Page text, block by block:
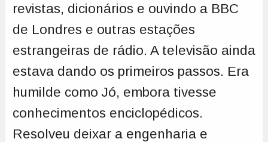
revistas, dicionários e ouvindo a BBC
de Londres e outras estações
estrangeiras de rádio. A televisão ainda
estava dando os primeiros passos. Era
humilde como Jó, embora tivesse
conhecimentos enciclopédicos.
Resolveu deixar a engenharia e